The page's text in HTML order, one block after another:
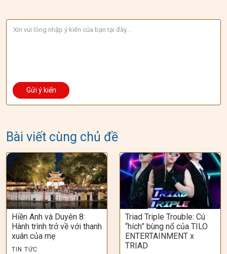
Bài viết cùng chủ đề
Hiền Anh và Duyên 8:
Hành trình trở về với thanh
xuân của mẹ
TIN TỨC
Triad Triple Trouble: Cú
“hích” bùng nổ của TILO
ENTERTAINMENT x
TRIAD